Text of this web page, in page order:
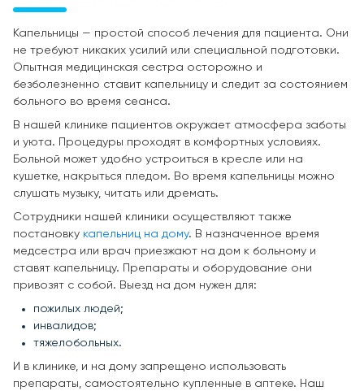
Капельницы — простой способ лечения для пациента. Они
не требуют никаких усилий или специальной подготовки.
Опытная медицинская сестра осторожно и
безболезненно ставит капельницу и следит за состоянием
больного во время сеанса.
В нашей клинике пациентов окружает атмосфера заботы
и уюта. Процедуры проходят в комфортных условиях.
Больной может удобно устроиться в кресле или на
кушетке, накрыться пледом. Во время капельницы можно
слушать музыку, читать или дремать.
Сотрудники нашей клиники осуществляют также
постановку капельниц на дому. В назначенное время
медсестра или врач приезжают на дом к больному и
ставят капельницу. Препараты и оборудование они
привозят с собой. Выезд на дом нужен для:
пожилых людей;
инвалидов;
тяжелобольных.
И в клинике, и на дому запрещено использовать
препараты, самостоятельно купленные в аптеке. Наш